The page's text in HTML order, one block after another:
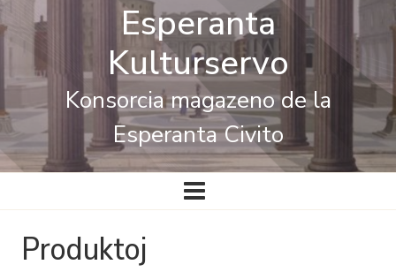
Esperanta
Kulturservo
Konsorcia magazeno de la
Esperanta Civito
Ĉefa
navigado
Produktoj